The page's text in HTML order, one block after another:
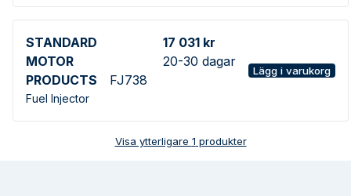
STANDARD
MOTOR
PRODUCTS
FJ738
Fuel Injector
17 031 kr
20-30 dagar
Lägg i varukorg
Visa ytterligare 1 produkter